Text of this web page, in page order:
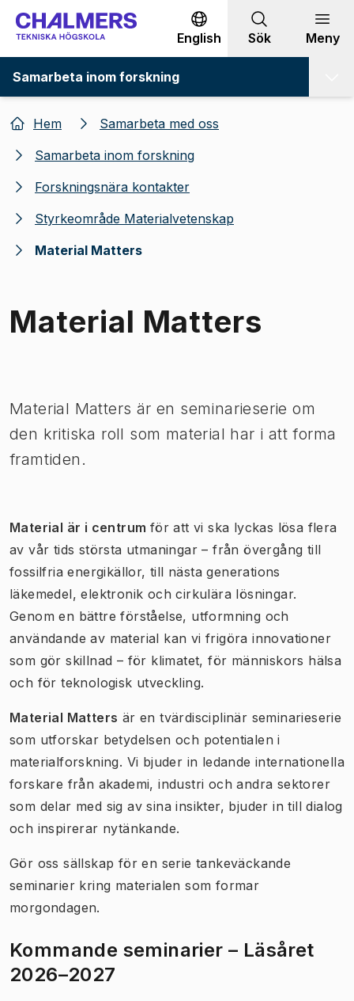
Gå till innehållet
English Sök Meny
Samarbeta inom forskning
Hem
Samarbeta med oss
Samarbeta inom forskning
Forskningsnära kontakter
Styrkeområde Materialvetenskap
Material Matters
Material Matters
Material Matters är en seminarieserie om
den kritiska roll som material har i att forma
framtiden.
Material är i centrum för att vi ska lyckas lösa flera
av vår tids största utmaningar – från övergång till
fossilfria energikällor, till nästa generations
läkemedel, elektronik och cirkulära lösningar.
Genom en bättre förståelse, utformning och
användande av material kan vi frigöra innovationer
som gör skillnad – för klimatet, för människors hälsa
och för teknologisk utveckling.
Material Matters är en tvärdisciplinär seminarieserie
som utforskar betydelsen och potentialen i
materialforskning. Vi bjuder in ledande internationella
forskare från akademi, industri och andra sektorer
som delar med sig av sina insikter, bjuder in till dialog
och inspirerar nytänkande.
Gör oss sällskap för en serie tankeväckande
seminarier kring materialen som formar
morgondagen.
Kommande seminarier – Läsåret
2026–2027